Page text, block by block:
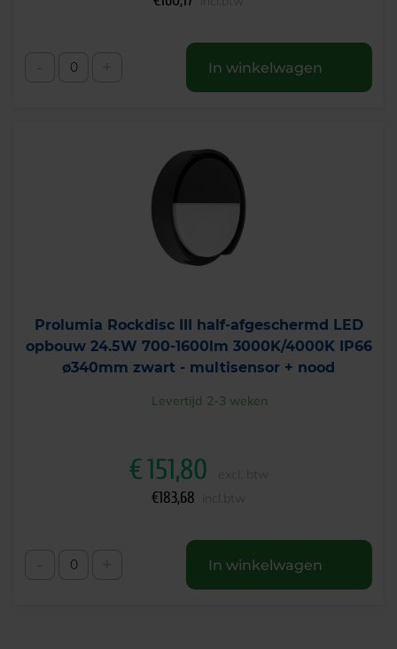
In winkelwagen
Prolumia Rockdisc III half-afgeschermd LED
opbouw 24.5W 700-1600lm 3000K/4000K IP66
ø340mm zwart - multisensor + nood
Levertijd 2-3 weken
€151,80
€183,68
In winkelwagen